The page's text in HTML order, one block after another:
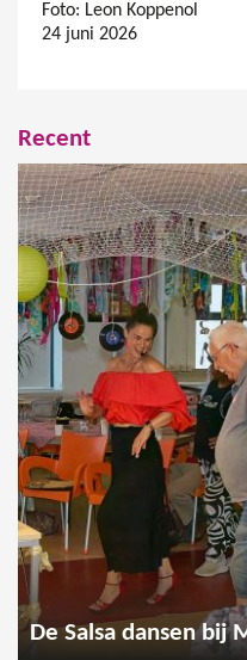
Foto: Leon Koppenol
24 juni 2026
Recent
De Salsa dansen bij